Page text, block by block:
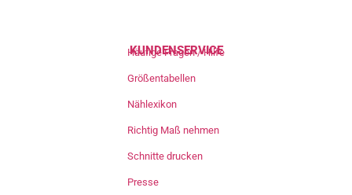
KUNDENSERVICE
Häufige Fragen / Hilfe
Größentabellen
Nählexikon
Richtig Maß nehmen
Schnitte drucken
Presse